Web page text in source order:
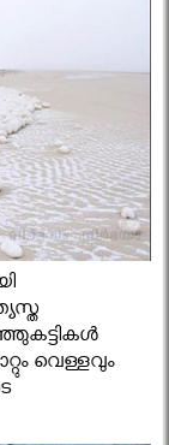
വെള്ളവും